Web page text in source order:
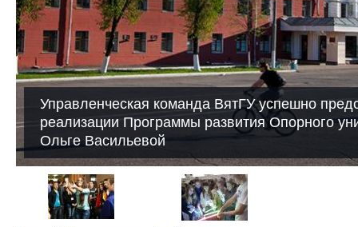
Управленческая команда ВятГУ успешно
реализации Программы развития Опорного
Ольге Васильевой